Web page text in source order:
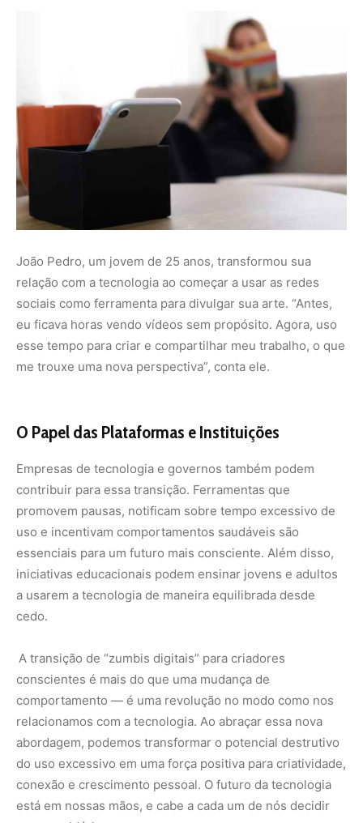
relação com a tecnologia ao começar a usar as redes
sociais como ferramenta para divulgar sua arte. “Antes,
eu ficava horas vendo vídeos sem propósito. Agora, uso
esse tempo para criar e compartilhar meu trabalho, o que
me trouxe uma nova perspectiva”, conta ele.
O Papel das Plataformas e Instituições
Empresas de tecnologia e governos também podem
contribuir para essa transição. Ferramentas que
uso e incentivam comportamentos saudáveis são
essenciais para um futuro mais consciente. Além disso,
iniciativas educacionais podem ensinar jovens e adultos
a usarem a tecnologia de maneira equilibrada desde
cedo.
comportamento — é uma revolução no modo como nos
abordagem, podemos transformar o potencial destrutivo
do uso excessivo em uma força positiva para criatividade,
conexão e crescimento pessoal. O futuro da tecnologia
está em nossas mãos, e cabe a cada um de nós decidir
como moldá-lo.